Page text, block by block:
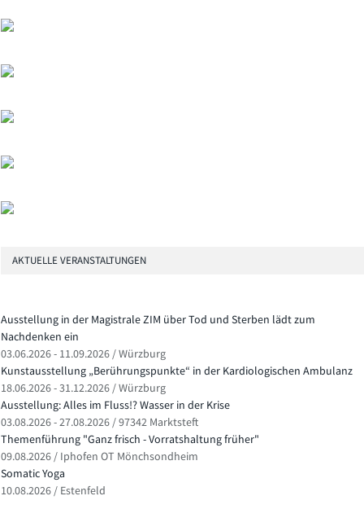
AKTUELLE VERANSTALTUNGEN
Ausstellung in der Magistrale ZIM über Tod und Sterben lädt zum
Nachdenken ein
03.06.2026 - 11.09.2026 / Würzburg
Kunstausstellung „Berührungspunkte“ in der Kardiologischen Ambulanz
18.06.2026 - 31.12.2026 / Würzburg
Ausstellung: Alles im Fluss!? Wasser in der Krise
03.08.2026 - 27.08.2026 / 97342 Marktsteft
Themenführung "Ganz frisch - Vorratshaltung früher"
09.08.2026 / Iphofen OT Mönchsondheim
Somatic Yoga
10.08.2026 / Estenfeld